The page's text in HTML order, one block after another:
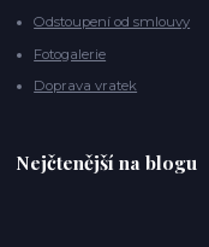
Odstoupení od smlouvy
Fotogalerie
Doprava vratek
Nejčtenější na blogu